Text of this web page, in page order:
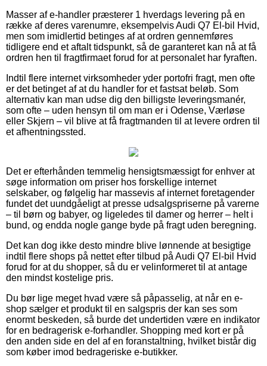
Masser af e-handler præsterer 1 hverdags levering på en
række af deres varenumre, eksempelvis Audi Q7 El-bil Hvid,
men som imidlertid betinges af at ordren gennemføres
tidligere end et aftalt tidspunkt, så de garanteret kan nå at få
ordren hen til fragtfirmaet forud for at personalet har fyraften.
Indtil flere internet virksomheder yder portofri fragt, men ofte
er det betinget af at du handler for et fastsat beløb. Som
alternativ kan man udse dig den billigste leveringsmanér,
som ofte – uden hensyn til om man er i Odense, Værløse
eller Skjern – vil blive at få fragtmanden til at levere ordren til
et afhentningssted.
Det er efterhånden temmelig hensigtsmæssigt for enhver at
søge information om priser hos forskellige internet
selskaber, og følgelig har massevis af internet foretagender
fundet det uundgåeligt at presse udsalgspriserne på varerne
– til børn og babyer, og ligeledes til damer og herrer – helt i
bund, og endda nogle gange byde på fragt uden beregning.
Det kan dog ikke desto mindre blive lønnende at besigtige
indtil flere shops på nettet efter tilbud på Audi Q7 El-bil Hvid
forud for at du shopper, så du er velinformeret til at antage
den mindst kostelige pris.
Du bør lige meget hvad være så påpasselig, at når en e-
shop sælger et produkt til en salgspris der kan ses som
enormt beskeden, så burde det undertiden være en indikator
for en bedragerisk e-forhandler. Shopping med kort er på
den anden side en del af en foranstaltning, hvilket bistår dig
som køber imod bedrageriske e-butikker.